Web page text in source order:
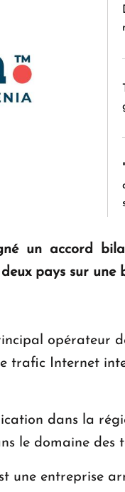
un accord
pays sur une
opérateur
trafic Internet
dans la
le domaine des
une entreprise